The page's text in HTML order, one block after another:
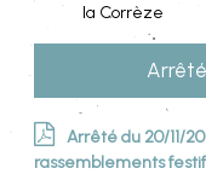
la Corrèze
Arrêté du 20/11/
rassemblements